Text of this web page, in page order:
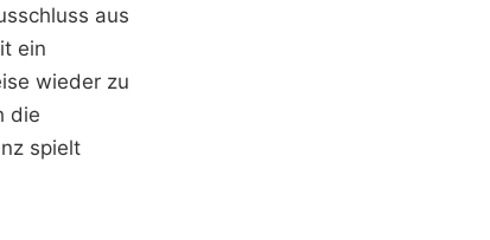
aus
ein
wieder zu
die
spielt